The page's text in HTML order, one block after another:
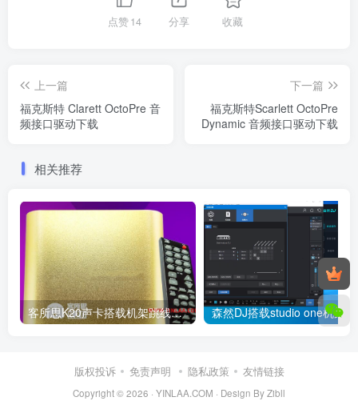
点赞14 分享 收藏
上一篇
福克斯特 Clarett OctoPre 音
频接口驱动下载
下一篇
福克斯特Scarlett OctoPre
Dynamic 音频接口驱动下载
相关推荐
客所思K20声卡搭载机架跳线设置教程
版权投诉 免责声明 隐私政策 友情链接
Copyright © 2026 · YINLAA.COM · Design By Zibll